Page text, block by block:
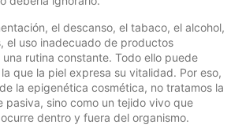
el descanso, el tabaco, el alcohol,
el uso inadecuado de productos
rutina constante. Todo ello puede
que la piel expresa su vitalidad. Por eso,
la epigenética cosmética, no tratamos la
pasiva, sino como un tejido vivo que
dentro y fuera del organismo.